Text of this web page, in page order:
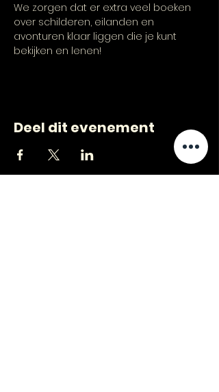
We zorgen dat er extra veel boeken
over schilderen, eilanden en
avonturen klaar liggen die je kunt
bekijken en lenen!
Deel dit evenement